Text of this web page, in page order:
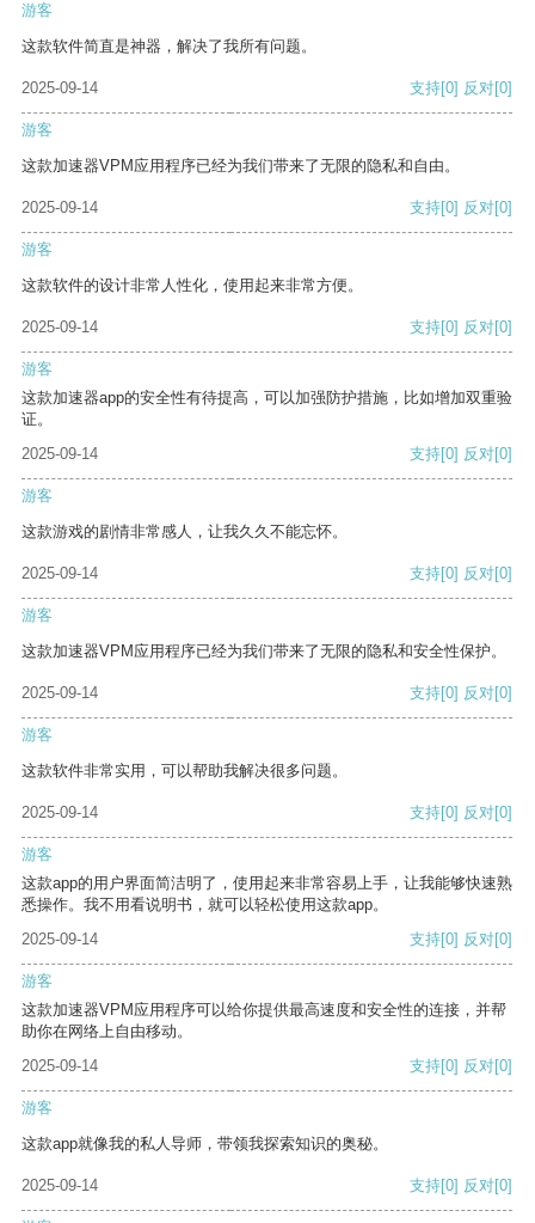
游客
这款软件简直是神器，解决了我所有问题。
2025-09-14 支持[0] 反对[0]
游客
这款加速器VPM应用程序已经为我们带来了无限的隐私和自由。
2025-09-14 支持[0] 反对[0]
游客
这款软件的设计非常人性化，使用起来非常方便。
2025-09-14 支持[0] 反对[0]
游客
这款加速器app的安全性有待提高，可以加强防护措施，比如增加双重验
证。
2025-09-14
支持[0] 反对[0]
游客
这款游戏的剧情非常感人，让我久久不能忘怀。
2025-09-14 支持[0] 反对[0]
游客
这款加速器VPM应用程序已经为我们带来了无限的隐私和安全性保护。
2025-09-14 支持[0] 反对[0]
游客
这款软件非常实用，可以帮助我解决很多问题。
2025-09-14 支持[0] 反对[0]
游客
这款app的用户界面简洁明了，使用起来非常容易上手，让我能够快速熟
悉操作。我不用看说明书，就可以轻松使用这款app。
2025-09-14
支持[0] 反对[0]
游客
这款加速器VPM应用程序可以给你提供最高速度和安全性的连接，并帮
助你在网络上自由移动。
2025-09-14
支持[0] 反对[0]
游客
这款app就像我的私人导师，带领我探索知识的奥秘。
2025-09-14 支持[0] 反对[0]